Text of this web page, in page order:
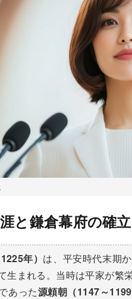
と鎌倉幕府の確立
年） は、平安時代末期
生まれる。当時は平家が繁
あった源頼朝（1147～1199